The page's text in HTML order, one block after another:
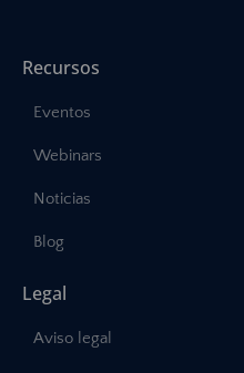
Recursos
Eventos
Webinars
Noticias
Blog
Legal
Aviso legal